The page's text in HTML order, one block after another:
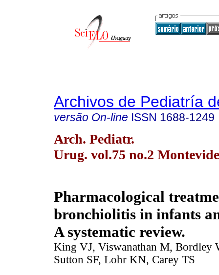
Archivos de Pediatría
versão On-line ISSN 1688-1249
Arch. Pediatr.
Urug. vol.75 no.2
Pharmacological
bronchiolitis in infants
A systematic review.
King VJ, Viswanathan M, Bordley
Sutton SF, Lohr KN, Carey TS